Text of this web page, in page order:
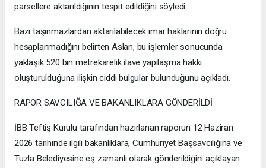
parsellere aktarıldığının tespit edildiğini söyledi.
Bazı taşınmazlardan aktarılabilecek imar haklarının doğru
hesaplanmadığını belirten Aslan, bu işlemler sonucunda
yaklaşık 520 bin metrekarelik ilave yapılaşma hakkı
oluşturulduğuna ilişkin ciddi bulgular bulunduğunu açıkladı.
RAPOR SAVCILIĞA VE BAKANLIKLARA GÖNDERİLDİ
İBB Teftiş Kurulu tarafından hazırlanan raporun 12 Haziran
2026 tarihinde ilgili bakanlıklara, Cumhuriyet Başsavcılığına ve
Tuzla Belediyesine eş zamanlı olarak gönderildiğini açıklayan